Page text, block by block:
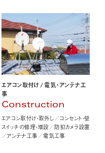
エアコン取付け/電気・アンテナ工
事
Construction
エアコン取付け・取外し／コンセント・壁
スイッチの修理・増設／防犯カメラ設置
／アンテナ工事／電気工事